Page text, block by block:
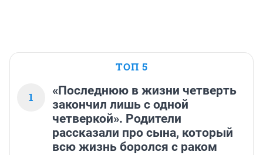
ТОП 5
1
«Последнюю в жизни четверть
закончил лишь с одной
четверкой». Родители
рассказали про сына, который
всю жизнь боролся с раком